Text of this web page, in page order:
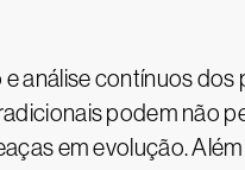
análise contínuos
podem não
em evolução.